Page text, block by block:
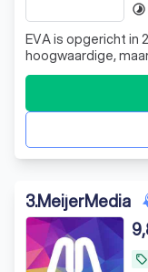
EVA is opgericht in
hoogwaardige,
maken in een ‘niet
Dit idee sloeg aan
enthousiaste
5 animatoren en
timelapse
3.MeijerMedia
local_offer